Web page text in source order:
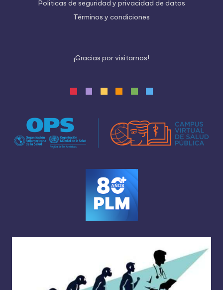
Politicas de seguridad y privacidad de datos
Términos y condiciones
¡Gracias porvisitarnos!